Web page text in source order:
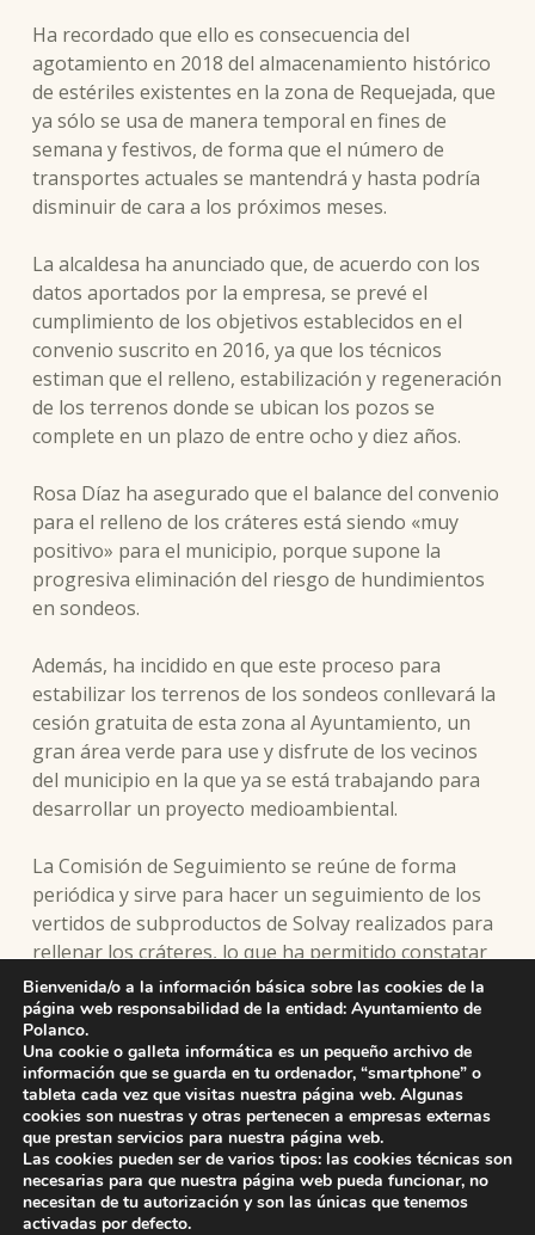
Ha recordado que ello es consecuencia del
agotamiento en 2018 del almacenamiento histórico
de estériles existentes en la zona de Requejada, que
ya sólo se usa de manera temporal en fines de
semana y festivos, de forma que el número de
transportes actuales se mantendrá y hasta podría
disminuir de cara a los próximos meses.
La alcaldesa ha anunciado que, de acuerdo con los
datos aportados por la empresa, se prevé el
cumplimiento de los objetivos establecidos en el
convenio suscrito en 2016, ya que los técnicos
estiman que el relleno, estabilización y regeneración
de los terrenos donde se ubican los pozos se
complete en un plazo de entre ocho y diez años.
Rosa Díaz ha asegurado que el balance del convenio
para el relleno de los cráteres está siendo «muy
positivo» para el municipio, porque supone la
progresiva eliminación del riesgo de hundimientos
en sondeos.
Además, ha incidido en que este proceso para
estabilizar los terrenos de los sondeos conllevará la
cesión gratuita de esta zona al Ayuntamiento, un
gran área verde para use y disfrute de los vecinos
del municipio en la que ya se está trabajando para
desarrollar un proyecto medioambiental.
La Comisión de Seguimiento se reúne de forma
periódica y sirve para hacer un seguimiento de los
vertidos de subproductos de Solvay realizados para
rellenar los cráteres, lo que ha permitido constatar
que el traslado se lleva a cabo con normalidad y sin
ningún incidente, un aspecto que la alcaldesa ha
resaltado de forma especial.
Skip back to main navigation
Bienvenida/o a la información básica sobre las cookies de la
página web responsabilidad de la entidad: Ayuntamiento de
Polanco.
Una cookie o galleta informática es un pequeño archivo de
información que se guarda en tu ordenador, “smartphone” o
tableta cada vez que visitas nuestra página web. Algunas
cookies son nuestras y otras pertenecen a empresas externas
que prestan servicios para nuestra página web.
Las cookies pueden ser de varios tipos: las cookies técnicas son
necesarias para que nuestra página web pueda funcionar, no
necesitan de tu autorización y son las únicas que tenemos
activadas por defecto.